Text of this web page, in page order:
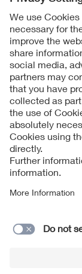
Follow us on
Imprint + Liability
Cookies Notice